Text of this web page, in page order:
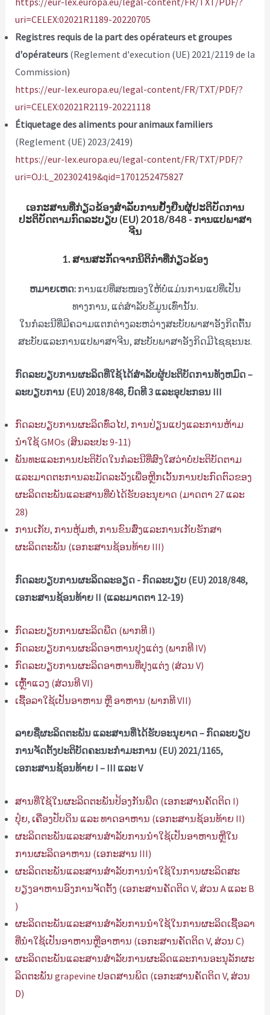
uri=CELEX:02021R1189-20220705
Registres requis de la part des opérateurs et groupes
d'opérateurs(Reglement d'execution (UE) 2021/2119 de la
Commission)
https://eur-lex.europa.eu/legal-content/FR/TXT/PDF/?
uri=CELEX:02021R2119-20221118
Étiquetage des aliments pour animaux familiers
(Reglement (UE) 2023/2419)
https://eur-lex.europa.eu/legal-content/FR/TXT/PDF/?
uri=OJ:L_202302419&qid=1701252475827
ເອກະສານທີ່ກ່ຽວຂ້ອງສໍາລັບການຢັ້ງຢືນຜູ້ປະຕິບັດການ
ປະຕິບັດຕາມກົດລະບຽບ (EU) 2018/848 - ການແປພາສາ
ຈີນ
1.ສານສະກັດຈາກນິຕິກໍາທີ່ກ່ຽວຂ້ອງ
ຫມາຍ​ເຫດ​: ການແປທີ່ສະໜອງໃຫ້ບໍ່ແມ່ນການແປທີ່ເປັນ
ທາງການ, ແຕ່ສໍາລັບຂໍ້ມູນເທົ່ານັ້ນ.
ໃນ​ກໍ​ລະ​ນີ​ທີ່​ມີ​ຄວາມ​ແຕກ​ຕ່າງ​ລະ​ຫວ່າງ​ສະ​ບັບ​ພາ​ສາ​ອັງ​ກິດ​ຕົ້ນ​
ສະ​ບັບ​ແລະ​ການ​ແປ​ພາ​ສາ​ຈີນ​, ສະ​ບັບ​ພາ​ສາ​ອັງ​ກິດ​ມີ​ໄຊ​ຊະ​ນະ​.
ກົດ​ລະ​ບຽບ​ການ​ຜະ​ລິດ​ທີ່​ໃຊ້​ໄດ້​ສໍາ​ລັບ​ຜູ້​ປະ​ຕິ​ບັດ​ການ​ທັງ​ຫມົດ –
ລະ​ບຽບ​ການ (EU) 2018/848, ບົດ​ທີ 3 ແລະ​ອຸ​ປະ​ກອນ III
ກົດ​ລະ​ບຽບ​ການ​ຜະ​ລິດ​ທົ່ວ​ໄປ​, ການ​ປ່ຽນ​ແປງ​ແລະ​ການ​ຫ້າມ​
ນໍາ​ໃຊ້ GMOs (ສິນ​ລະ​ປະ 9-11​)
ພັນທະແລະການປະຕິບັດໃນກໍລະນີທີ່ສົງໃສວ່າບໍ່ປະຕິບັດຕາມ
ແລະມາດຕະການລະມັດລະວັງເພື່ອຫຼີກເວັ້ນການປະກົດຕົວຂອງ
ຜະລິດຕະພັນແລະສານທີ່ບໍ່ໄດ້ຮັບອະນຸຍາດ (ມາດຕາ 27 ແລະ
28)
ການເກັບ, ການຫຸ້ມຫໍ່, ການຂົນສົ່ງແລະການເກັບຮັກສາ
ຜະລິດຕະພັນ (ເອກະສານຊ້ອນທ້າຍ III)
ກົດລະບຽບການຜະລິດລະອຽດ - ກົດລະບຽບ (EU) 2018/848,
ເອກະສານຊ້ອນທ້າຍ II (ແລະມາດຕາ 12-19)
ກົດລະບຽບການຜະລິດພືດ (ພາກທີ I)
ກົດລະບຽບການຜະລິດອາຫານປຸງແຕ່ງ (ພາກທີ IV)
ກົດລະບຽບການຜະລິດອາຫານທີ່ປຸງແຕ່ງ (ສ່ວນ V)
ເຫຼົ້າແວງ (ສ່ວນທີ VI)
ເຊື້ອລາໃຊ້ເປັນອາຫານ ຫຼື ອາຫານ (ພາກທີ VII)
ລາຍຊື່ຜະລິດຕະພັນ ແລະສານທີ່ໄດ້ຮັບອະນຸຍາດ – ກົດລະບຽບ
ການຈັດຕັ້ງປະຕິບັດຄະນະກໍາມະການ (EU) 2021/1165,
ເອກະສານຊ້ອນທ້າຍ I – III ແລະ V
ສານທີ່ໃຊ້ໃນຜະລິດຕະພັນປ້ອງກັນພືດ (ເອກະສານຄັດຕິດ I)
ປຸ໋ຍ, ເຄື່ອງປັບດິນ ແລະ ທາດອາຫານ (ເອກະສານຊ້ອນທ້າຍ II)
ຜະ​ລິດ​ຕະ​ພັນ​ແລະ​ສານ​ສໍາ​ລັບ​ການ​ນໍາ​ໃຊ້​ເປັນ​ອາ​ຫານ​ຫຼື​ໃນ​
ການ​ຜະ​ລິດ​ອາ​ຫານ (ເອ​ກະ​ສານ III​)
ຜະ​ລິດ​ຕະ​ພັນ​ແລະ​ສານ​ສໍາ​ລັບ​ການ​ນໍາ​ໃຊ້​ໃນ​ການ​ຜະ​ລິດ​ສະ​
ບຽງ​ອາ​ຫານ​ອົງ​ການ​ຈັດ​ຕັ້ງ (ເອ​ກະ​ສານ​ຄັດ​ຕິດ V​, ສ່ວນ A ແລະ B​
)
ຜະ​ລິດ​ຕະ​ພັນ​ແລະ​ສານ​ສໍາ​ລັບ​ການ​ນໍາ​ໃຊ້​ໃນ​ການ​ຜະ​ລິດ​ເຊື້ອ​ລາ​
ທີ່​ນໍາ​ໃຊ້​ເປັນ​ອາ​ຫານ​ຫຼື​ອາ​ຫານ (ເອ​ກະ​ສານ​ຄັດ​ຕິດ V​, ສ່ວນ C​)
ຜະ​ລິດ​ຕະ​ພັນ​ແລະ​ສານ​ສໍາ​ລັບ​ການ​ຜະ​ລິດ​ແລະ​ການ​ອະ​ນຸ​ລັກ​ຜະ​
ລິດ​ຕະ​ພັນ grapevine ປອດ​ສານ​ພິດ (ເອ​ກະ​ສານ​ຄັດ​ຕິດ V​, ສ່ວນ
D​)